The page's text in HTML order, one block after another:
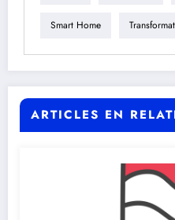
Smart Home
ARTICLES EN